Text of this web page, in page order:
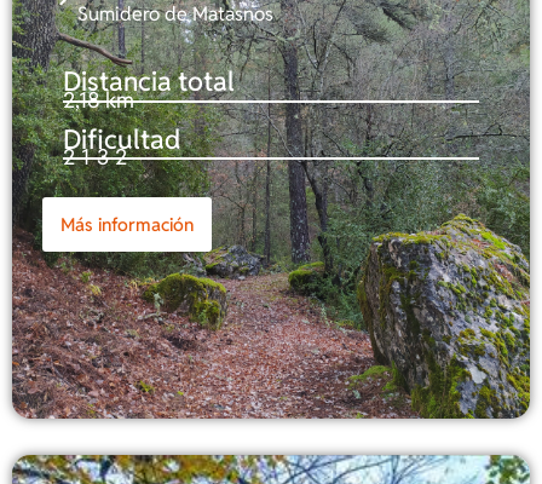
Sumidero de Matasnos
Distancia total
2,18 km
Dificultad
2-1-3-2
Más información